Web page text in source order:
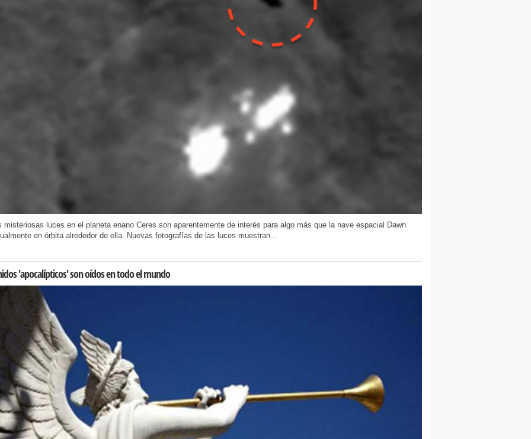
misteriosas luces en el planeta enano Ceres son aparentemente de interés para algo más que la nave espacial Dawn
en órbita alrededor de ella. Nuevas fotografías de las luces muestran...
'apocalípticos' son oídos en todo el mundo